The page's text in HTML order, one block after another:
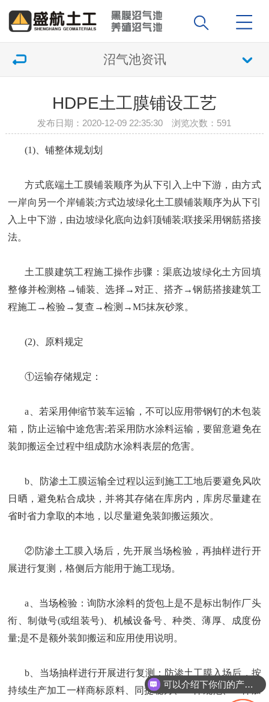
沼气池资讯
HDPE土工膜铺设工艺
发布日期：2020-12-09 22:35:30 浏览次数： 591
(1)、铺整体规划划
方式底端土工膜铺装顺序为从下引入上中下游，由方式
一岸向另一个岸铺装;方式边坡绿化土工膜铺装顺序为从下引
入上中下游，由边坡绿化底向边斜顶铺装;联接采用钢筋搭接
法。
土工膜建筑工程施工操作步骤：渠底边坡绿化土方回填
整修并检测格→铺装、选择→对正、搭齐→钢筋搭接建筑工
程施工→检验→复查→检测→M5抹灰砂浆。
(2)、原料规定
①运输存储规定：
a、若采用伸缩节装车运输，不可以应用带钢钉的木包装
箱，防止运输中途危害;若采用防水涂料运输，要留意避免在
装卸搬运全过程中组成防水涂料表层的危害。
b、防渗土工膜运输全过程以运到施工工地后要避免风吹
日晒，避免粘合成块，并将其存储在库房内，库房尽量建在
省时省力拿取的本地，以尽量避免装卸搬运频次。
②防渗土工膜入场后，先开展当场检验，再抽样进行开
展进行复测，格侧后方能用于施工现场。
a、当场检验：询防水涂料的货包上是不是标出制作厂头
衔、制做号(或组装号)、机械设备号、种类、薄厚、成度份
量;是不是额外装卸搬运和应用使用说明。
b、当场抽样进行开展进行复测：防渗土工膜入场后，按
持续生产加工一样商标原料、同提秘方、一样规范、一样加
可以介绍下你们的产品么